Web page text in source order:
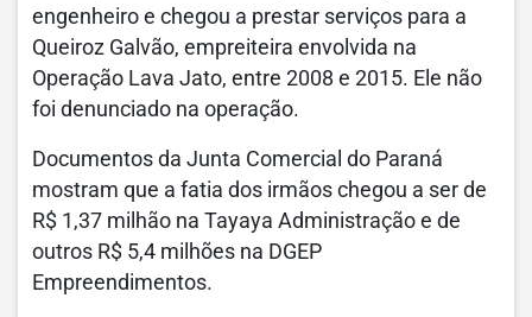
engenheiro e chegou a prestar serviços para a
Queiroz Galvão, empreiteira envolvida na
Operação Lava Jato, entre 2008 e 2015. Ele não
foi denunciado na operação.
Documentos da Junta Comercial do Paraná
mostram que a fatia dos irmãos chegou a ser de
R$ 1,37 milhão na Tayaya Administração e de
outros R$ 5,4 milhões na DGEP
Empreendimentos.